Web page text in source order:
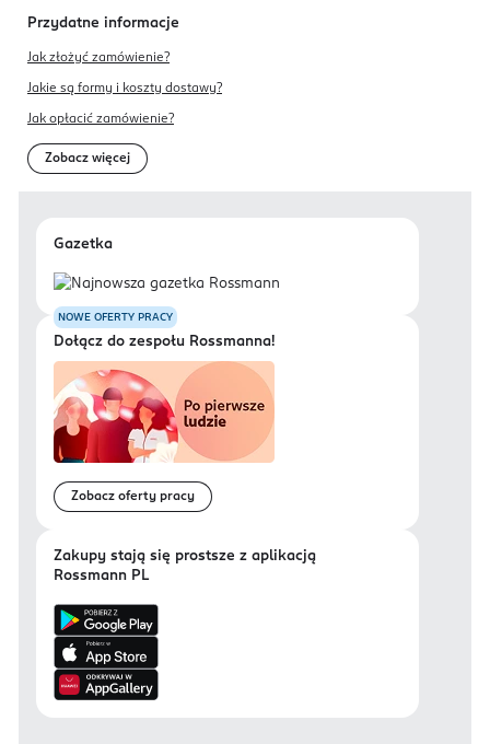
Przydatne informacje
Jak złożyć zamówienie?
Jakie są formy i koszty dostawy?
Jak opłacić zamówienie?
Zobacz więcej
Gazetka
NOWE OFERTY PRACY
Dołącz do zespołu Rossmanna!
Zobacz oferty pracy
Zakupy stają się prostsze z aplikacją
Rossmann PL